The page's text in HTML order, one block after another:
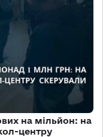
на мільйон: на
центру